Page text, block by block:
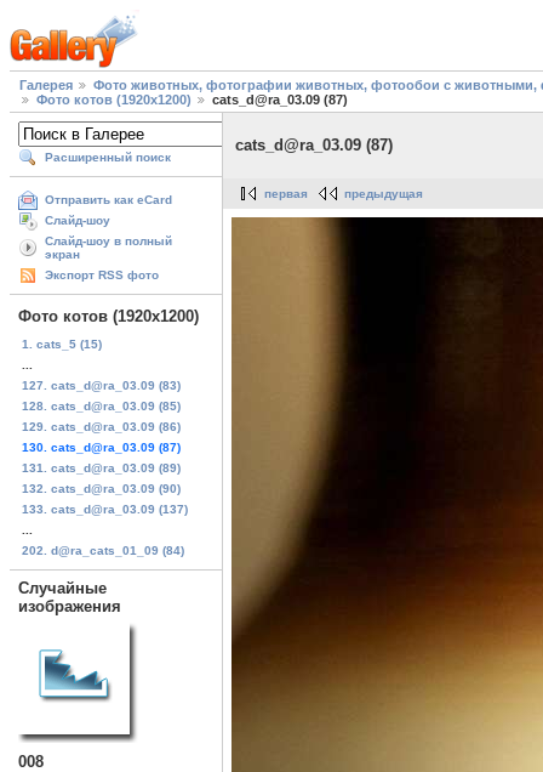
Галерея
Фото животных, фотографии животных, фотообои с
Фото котов (1920х1200)
cats_d@ra_03.09 (87)
Расширенный поиск
Отправить как eCard
Слайд-шоу
Слайд-шоу в полный
экран
Экспорт RSS фото
Фото котов (1920х1200)
1. cats_5 (15)
127. cats_d@ra_03.09 (83)
128. cats_d@ra_03.09 (85)
129. cats_d@ra_03.09 (86)
130. cats_d@ra_03.09 (87)
131. cats_d@ra_03.09 (89)
132. cats_d@ra_03.09 (90)
133. cats_d@ra_03.09 (137)
202. d@ra_cats_01_09 (84)
Случайные
изображения
008
cats_d@ra_03.09 (87)
первая предыдущая